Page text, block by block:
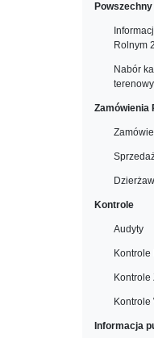
Rolnym
Nabór
Zamówienia
Kontrole
Audyty
Kontrole
Kontrole
Informacja